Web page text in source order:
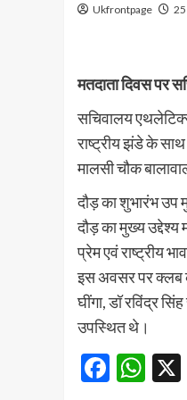
Ukfrontpage
मतदाता दिवस पर
सचिवालय
राष्ट्रीय झंडे के
मालसी चौक
दौड़ का शुभारंभ उप
दौड़ का मुख्य
प्रेम एवं राष्ट्रीय
इस अवसर पर क्लब
घींगा, डॉ रविंद्र
उपस्थित थे।